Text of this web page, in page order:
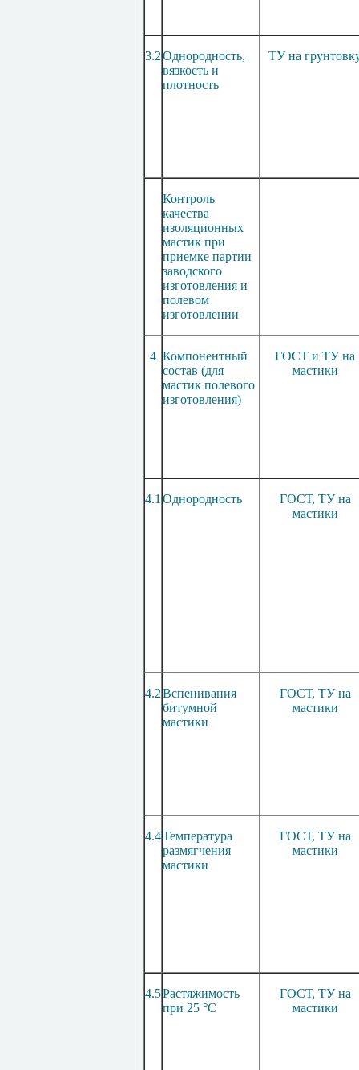
3.2Однородность,
вязкость и
плотность
ТУ на
Контроль
качества
изоляционных
мастик при
приемке партии
заводского
изготовления и
полевом
изготовлении
4 Компонентный
состав (для
мастик полевого
изготовления)
ГОСТ и ТУ на
мастики
4.1 Однородность
ГОСТ, ТУ на
мастики
4.2Вспенивания
битумной
мастики
ГОСТ, ТУ на
мастики
4.4Температура
размягчения
мастики
ГОСТ, ТУ на
мастики
4.5Растяжимость
при 25 °С
ГОСТ, ТУ на
мастики